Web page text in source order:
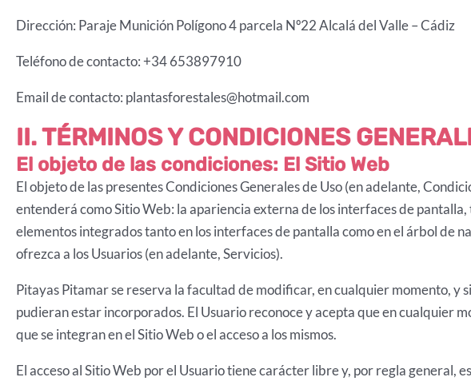
Dirección: Paraje Munición Polígono 4 parcela Nº22 Alcalá del Valle – Cádiz
Teléfono de contacto: +34 653897910
Email de contacto: plantasforestales@hotmail.com
II. TÉRMINOS Y CONDICIONES
El objeto de las condiciones: El Sitio Web
El objeto de las presentes Condiciones Generales de Uso (en adelante,
entenderá como Sitio Web: la apariencia externa de los interfaces de
elementos integrados tanto en los interfaces de pantalla como en el árbol de
ofrezca a los Usuarios (en adelante, Servicios).
Pitayas Pitamar se reserva la facultad de modificar, en cualquier momento, y
pudieran estar incorporados. El Usuario reconoce y acepta que en cualquier
que se integran en el Sitio Web o el acceso a los mismos.
El acceso al Sitio Web por el Usuario tiene carácter libre y, por regla